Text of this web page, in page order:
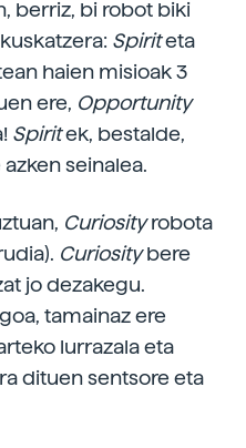
berriz, bi robot biki
Spiriteta
haien misioak 3
ere, Opportunity
Spiritek, bestalde,
seinalea.
Curiosityrobota
Curiositybere
jo dezakegu.
tamainaz ere
lurrazala eta
dituen sentsore eta